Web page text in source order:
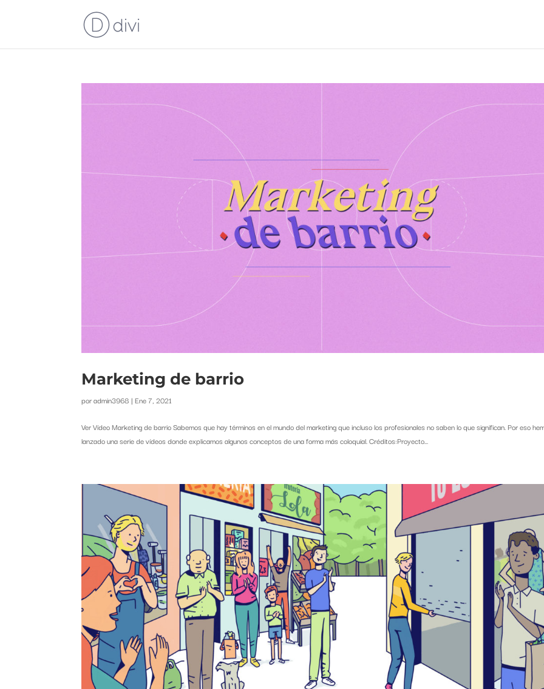
Marketing de barrio
poradmin3968 |Ene 7, 2021
Ver Vídeo Marketing de barrio Sabemos que hay términos en el mundo del marketing que incluso los profesionales no saben lo que significan. Por eso
lanzado una serie de vídeos donde explicamos algunos conceptos de una forma más coloquial. Créditos:Proyecto...